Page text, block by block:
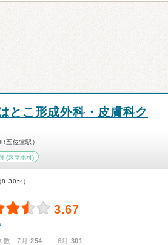
とこ形成外科・皮膚科ク
五位堂駅）
(スマホ可)
8:30〜）
3.67
数 7月:254 | 6月:301